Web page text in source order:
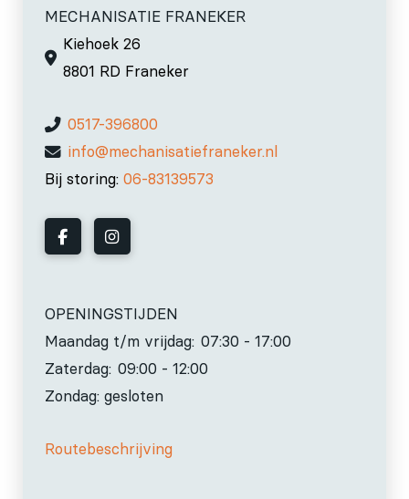
MECHANISATIE FRANEKER
Kiehoek 26
8801 RD Franeker
0517-396800
info@mechanisatiefraneker.nl
Bij storing: 06-83139573
OPENINGSTIJDEN
Maandag t/m vrijdag: 07:30 - 17:00
Zaterdag: 09:00 - 12:00
Zondag: gesloten
Routebeschrijving